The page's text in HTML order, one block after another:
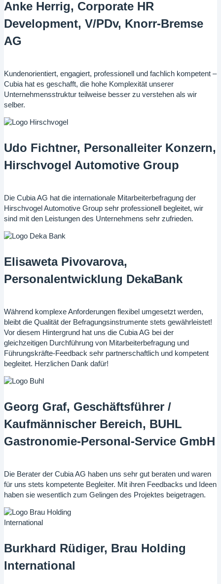
Anke Herrig, Corporate HR
Development, V/PDv, Knorr-Bremse
AG
Kundenorientiert, engagiert, professionell und fachlich kompetent –
Cubia hat es geschafft, die hohe Komplexität unserer
Unternehmensstruktur teilweise besser zu verstehen als wir
selber.
Udo Fichtner, Personalleiter Konzern,
Hirschvogel Automotive Group
Die Cubia AG hat die internationale Mitarbeiterbefragung der
Hirschvogel Automotive Group sehr professionell begleitet, wir
sind mit den Leistungen des Unternehmens sehr zufrieden.
Elisaweta Pivovarova,
Personalentwicklung DekaBank
Während komplexe Anforderungen flexibel umgesetzt werden,
bleibt die Qualität der Befragungsinstrumente stets gewährleistet!
Vor diesem Hintergrund hat uns die Cubia AG bei der
gleichzeitigen Durchführung von Mitarbeiterbefragung und
Führungskräfte-Feedback sehr partnerschaftlich und kompetent
begleitet. Herzlichen Dank dafür!
Georg Graf, Geschäftsführer /
Kaufmännischer Bereich, BUHL
Gastronomie-Personal-Service GmbH
Die Berater der Cubia AG haben uns sehr gut beraten und waren
für uns stets kompetente Begleiter. Mit ihren Feedbacks und Ideen
haben sie wesentlich zum Gelingen des Projektes beigetragen.
Burkhard Rüdiger, Brau Holding
International